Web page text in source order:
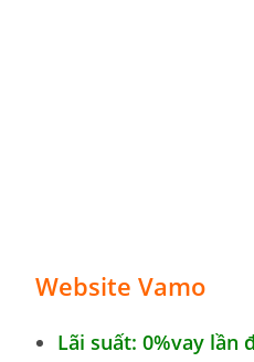
Website Vamo
Lãi suất: 0%vay lần